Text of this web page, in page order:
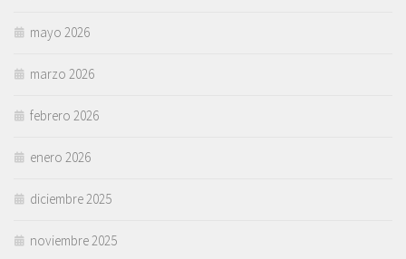
mayo 2026
marzo 2026
febrero 2026
enero 2026
diciembre 2025
noviembre 2025